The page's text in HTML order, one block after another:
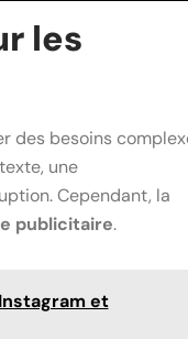
les
des besoins
une
Cependant, la
publicitaire.
et